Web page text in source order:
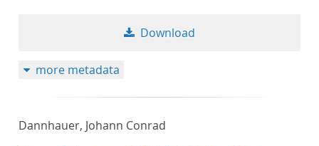
Download
more metadata
Dannhauer, Johann Conrad